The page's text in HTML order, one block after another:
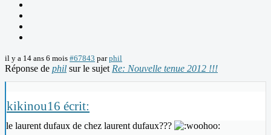
il y a 14 ans 6 mois #67843 parphil
Réponse de phil sur le sujet Re: Nouvelle tenue 2012 !!!
kikinou16 écrit:
le laurent dufaux de chez laurent dufaux???